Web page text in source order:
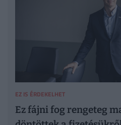
EZ IS ÉRDEKELHET
Ez fájni fog rengeteg